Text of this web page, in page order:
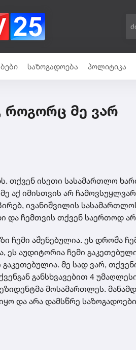
საზოგადოება პოლიტიკა
როგორც მე ვარ
თქვენ ისეთი სასამართლო
აქ იმისთვის არ
ივანიშვილის
და ჩემთვის თქვენ საერთოდ
ჩემი აშენებულია. ეს დროშა
ეს აუდიტორია ჩემი
მე სად ვარ,
განსხვავებით 4
მოსამართლეს.
და არა დამსწრე